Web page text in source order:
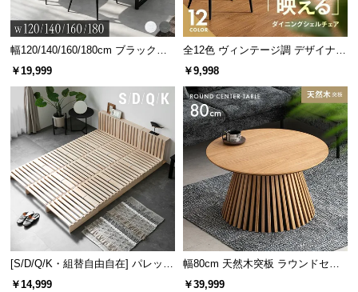
サ
ポ
ー
ト
知
ら
せ
ロ
グ
横幅 奥行き 高さ
約20.7㎝ 約10.2㎝ 約2.4㎝
幅120/140/160/180cm ブラックフ
レーム ダイニング 大理石調 4人掛
￥19,999
全12色 ヴィンテージ調 デザイナー
ズシェルチェア
￥9,998
[S/D/Q/K・組替自由自在] パレット
ベッド 8/12/16枚セット
￥14,999
幅80cm 天然木突板 ラウンドセン
ターテーブル 美しい格子デザイン
￥39,999